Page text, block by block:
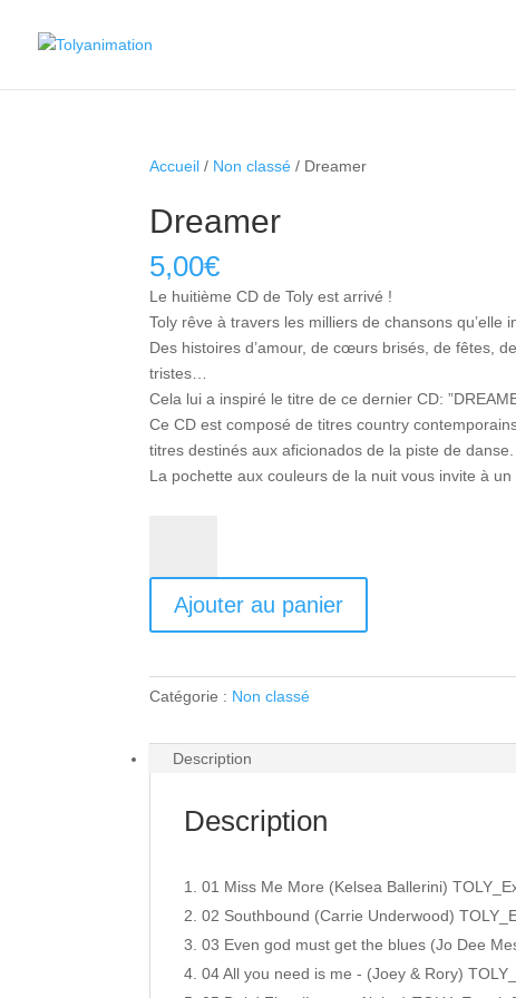
Accueil /Non classé / Dreamer
Dreamer
5,00€
Le huitième CD de Toly est arrivé !
Toly rêve à travers les milliers de chansons
Des histoires d’amour, de cœurs brisés, de
tristes…
Cela lui a inspiré le titre de ce dernier CD:
Ce CD est composé de titres country
titres destinés aux aficionados de la piste de danse.
La pochette aux couleurs de la nuit vous invite à
Dreamer
Ajouter au panier
Catégorie :Non classé
Description
Description
01 Miss Me More (Kelsea Ballerini)
02 Southbound (Carrie Underwood)
03 Even god must get the blues (Jo Dee
04 All you need is me - (Joey & Rory)